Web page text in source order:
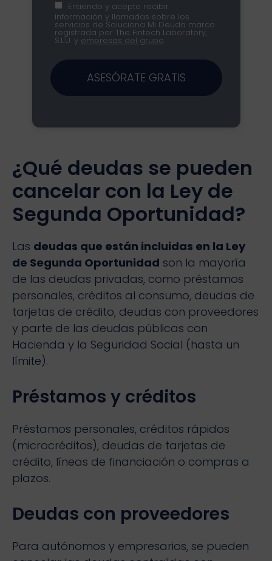
Entiendo y acepto recibir
información y llamadas sobre los
servicios de Soluciona Mi Deuda marca
registrada por The Fintech Laboratory,
S.L.U. y empresas del grupo
ASESÓRATE GRATIS
¿Qué deudas se pueden
cancelar con la Ley de
Segunda Oportunidad?
Las deudas que están incluidas en la Ley
de Segunda Oportunidad son la mayoría
de las deudas privadas, como préstamos
personales, créditos al consumo, deudas de
tarjetas de crédito, deudas con proveedores
y parte de las deudas públicas con
Hacienda y la Seguridad Social (hasta un
límite).
Préstamos y créditos
Préstamos personales, créditos rápidos
(microcréditos), deudas de tarjetas de
crédito, líneas de financiación o compras a
plazos.
Deudas con proveedores
Para autónomos y empresarios, se pueden